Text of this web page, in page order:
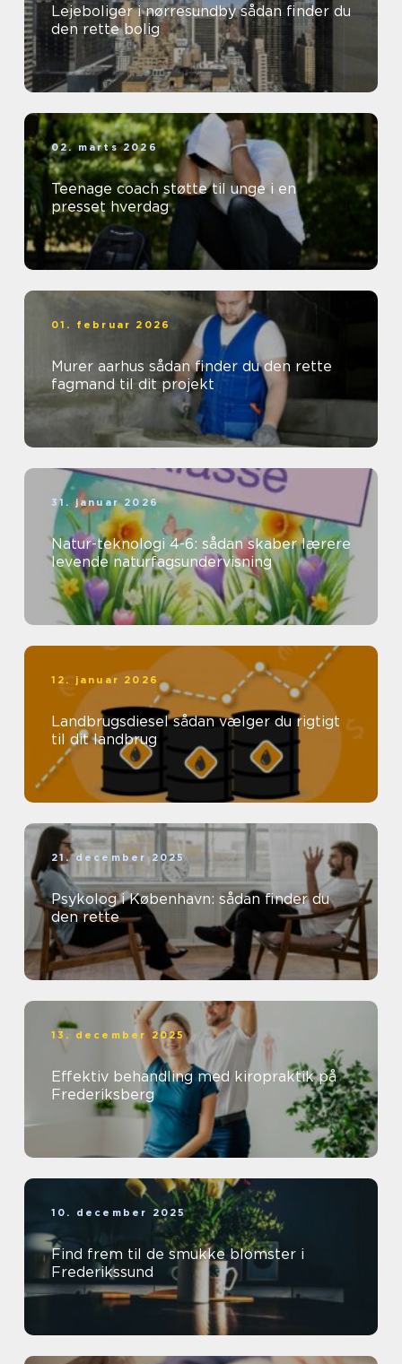
Lejeboliger i nørresundby sådan finder du
den rette bolig
02. marts 2026
Teenage coach støtte til unge i en
presset hverdag
01. februar 2026
Murer aarhus sådan finder du den rette
fagmand til dit projekt
31. januar 2026
Natur-teknologi 4-6: sådan skaber lærere
levende naturfagsundervisning
12. januar 2026
Landbrugsdiesel sådan vælger du rigtigt
til dit landbrug
21. december 2025
Psykolog i København: sådan finder du
den rette
13. december 2025
Effektiv behandling med kiropraktik på
Frederiksberg
10. december 2025
Find frem til de smukke blomster i
Frederikssund